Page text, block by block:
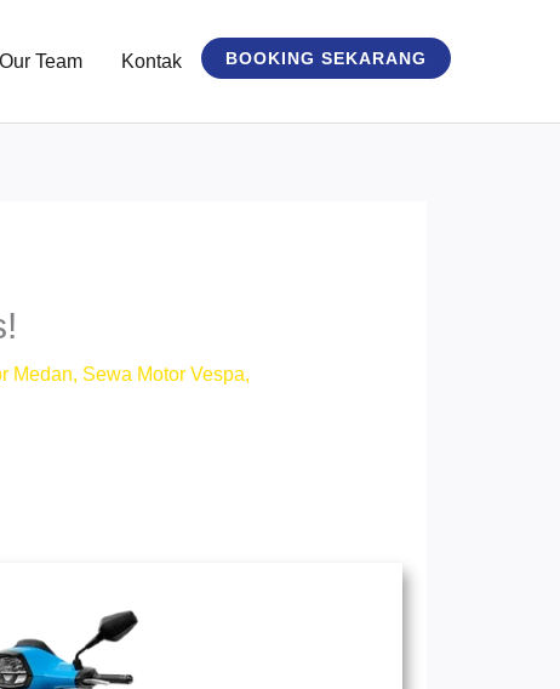
Our Team Kontak BOOKING SEKARANG
Medan, Sewa Motor Vespa,